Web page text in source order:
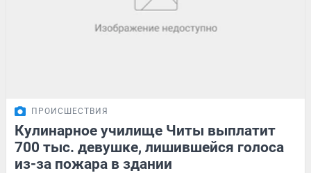
ПРОИСШЕСТВИЯ
Кулинарное училище Читы выплатит
700 тыс. девушке, лишившейся голоса
из-за пожара в здании